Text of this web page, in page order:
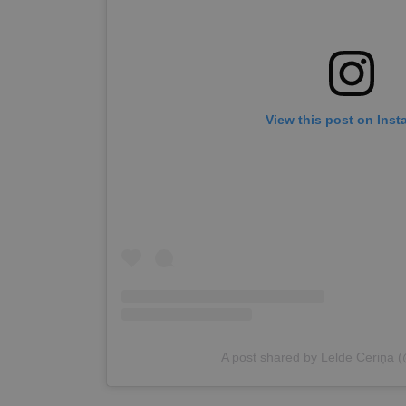
View this post on
A post shared by Lelde Ceriņa